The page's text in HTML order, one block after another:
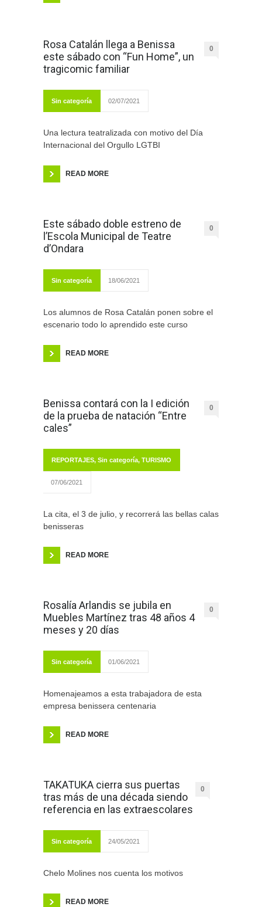
Rosa Catalán llega a Benissa
este sábado con “Fun Home”, un
tragicomic familiar
0
Sin categoría 02/07/2021
Una lectura teatralizada con motivo del Día
Internacional del Orgullo LGTBI
READ MORE
Este sábado doble estreno de
l’Escola Municipal de Teatre
d’Ondara
0
Sin categoría 18/06/2021
Los alumnos de Rosa Catalán ponen sobre el
escenario todo lo aprendido este curso
READ MORE
Benissa contará con la I edición
de la prueba de natación “Entre
cales”
0
REPORTAJES, Sin categoría, TURISMO
07/06/2021
La cita, el 3 de julio, y recorrerá las bellas calas
benisseras
READ MORE
Rosalía Arlandis se jubila en
Muebles Martínez tras 48 años 4
meses y 20 días
0
Sin categoría 01/06/2021
Homenajeamos a esta trabajadora de esta
empresa benissera centenaria
READ MORE
TAKATUKA cierra sus puertas
tras más de una década siendo
referencia en las extraescolares
0
Sin categoría 24/05/2021
Chelo Molines nos cuenta los motivos
READ MORE